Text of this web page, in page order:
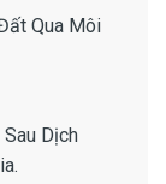
Qua Môi
Dịch